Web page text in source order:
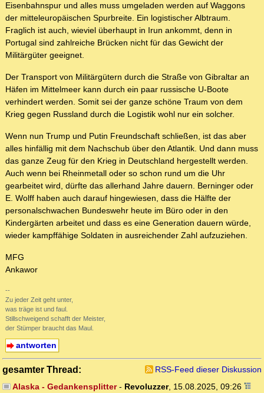
Eisenbahnspur und alles muss umgeladen werden auf Waggons
der mitteleuropäischen Spurbreite. Ein logistischer Albtraum.
Fraglich ist auch, wieviel überhaupt in Irun ankommt, denn in
Portugal sind zahlreiche Brücken nicht für das Gewicht der
Militärgüter geeignet.
Der Transport von Militärgütern durch die Straße von Gibraltar an
Häfen im Mittelmeer kann durch ein paar russische U-Boote
verhindert werden. Somit sei der ganze schöne Traum von dem
Krieg gegen Russland durch die Logistik wohl nur ein solcher.
Wenn nun Trump und Putin Freundschaft schließen, ist das aber
alles hinfällig mit dem Nachschub über den Atlantik. Und dann muss
das ganze Zeug für den Krieg in Deutschland hergestellt werden.
Auch wenn bei Rheinmetall oder so schon rund um die Uhr
gearbeitet wird, dürfte das allerhand Jahre dauern. Berninger oder
E. Wolff haben auch darauf hingewiesen, dass die Hälfte der
personalschwachen Bundeswehr heute im Büro oder in den
Kindergärten arbeitet und dass es eine Generation dauern würde,
wieder kampffähige Soldaten in ausreichender Zahl aufzuziehen.
MFG
Ankawor
--
Zu jeder Zeit geht unter,
was träge ist und faul.
Stillschweigend schafft der Meister,
der Stümper braucht das Maul.
antworten
gesamter Thread:
RSS-Feed dieser Diskussion
Alaska - Gedankensplitter- Revoluzzer, 15.08.2025, 09:26